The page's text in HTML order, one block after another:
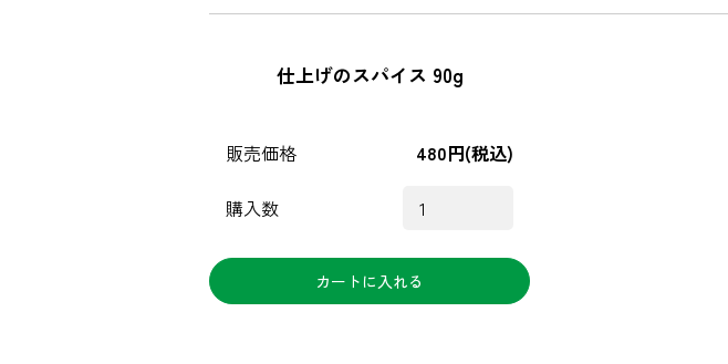
仕上げのスパイス 90g
販売価格 480円(税込)
購入数